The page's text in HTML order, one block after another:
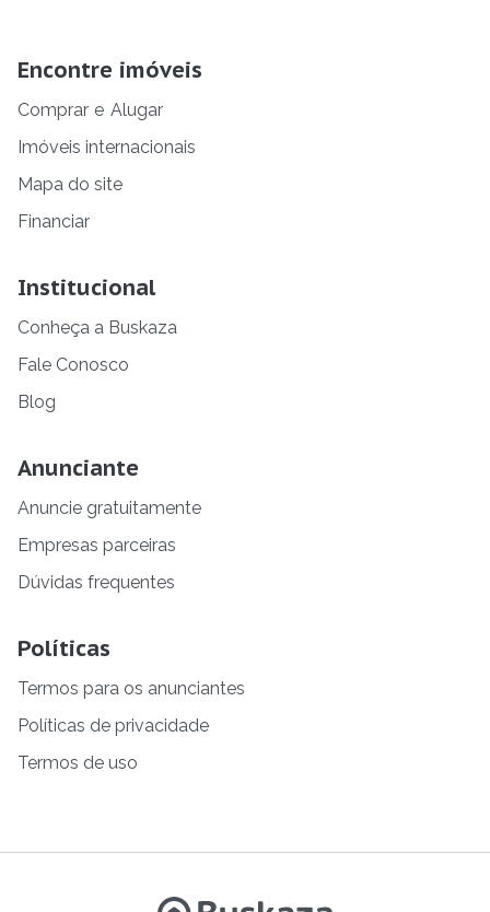
Encontre imóveis
Comprar e Alugar
Imóveis internacionais
Mapa do site
Financiar
Institucional
Conheça a Buskaza
Fale Conosco
Blog
Anunciante
Anuncie gratuitamente
Empresas parceiras
Dúvidas frequentes
Políticas
Termos para os anunciantes
Políticas de privacidade
Termos de uso